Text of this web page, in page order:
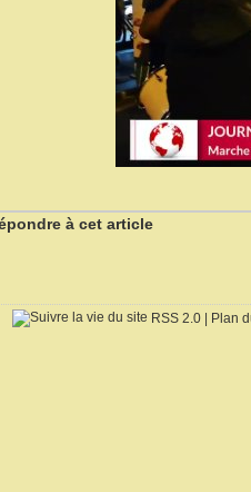
à cet article
RSS 2.0| Plan